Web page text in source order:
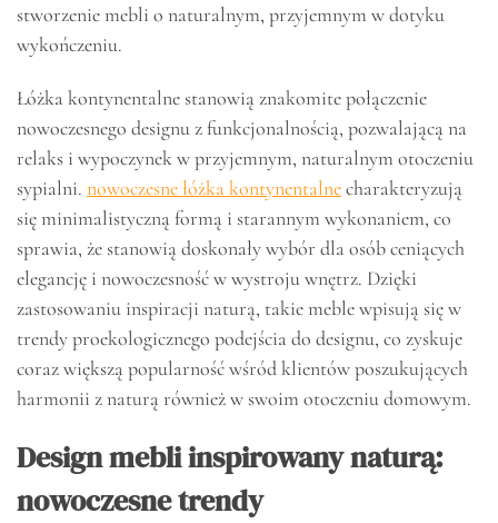
stworzenie mebli o naturalnym, przyjemnym w dotyku
wykończeniu.
Łóżka kontynentalne stanowią znakomite połączenie
nowoczesnego designu z funkcjonalnością, pozwalającą na
relaks i wypoczynek w przyjemnym, naturalnym otoczeniu
sypialni. nowoczesne łóżka kontynentalnecharakteryzują
się minimalistyczną formą i starannym wykonaniem, co
sprawia, że stanowią doskonały wybór dla osób ceniących
elegancję i nowoczesność w wystroju wnętrz. Dzięki
zastosowaniu inspiracji naturą, takie meble wpisują się w
trendy proekologicznego podejścia do designu, co zyskuje
coraz większą popularność wśród klientów poszukujących
harmonii z naturą również w swoim otoczeniu domowym.
Design mebli inspirowany naturą:
nowoczesne trendy